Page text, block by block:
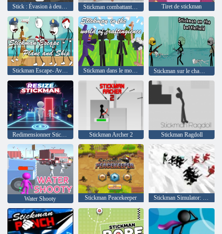
Stick : Évasion à deux ascenseurs Stickman combattant 2 joueurs Tiret de stickman
Stickman Escape- Avion et bateau Stickman dans le monde de l'artisanat Stickman sur le champ de bataille
Stickman Archer 2 Stickman Ragdoll
Water Shooty Stickman Peacekeeper Stickman Simulator: Bataille Finale